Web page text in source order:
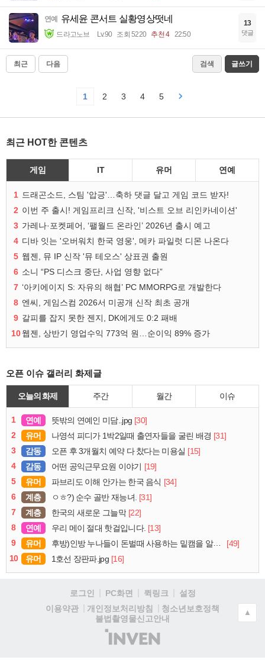
연예 유세윤 콘서트 실황영상떳네
드라고노브 Lv.90 조회 5220 추천 4 22:50
13
댓글
최근 다음 검색 글쓰기
1 2 3 4 5
최근 HOT한 콘텐츠
게임 IT 유머 연예
1 드래곤소드, 스팀 '압긍'…축하 댓글 달고 게임 코드 받자!
2 이번 주 출시! 게임프리크 신작, '비스트 오브 리인카네이션'
3 가레나·포켓페어, ‘팰월드 온라인’ 2026년 출시 예고
4 디바 잇는 '오버워치 한국 영웅', 메카 파일럿 디몬 나온다
5 웹젠, 뮤 IP 신작 '뮤 테오스' 상표권 출원
6 소니 “PS 디스크 중단, 사업 영향 없다”
7 ‘아키에이지 S: 자유의 해협’ PC MMORPG로 개발한다
8 엔씨, 게임스컴 2026서 미공개 신작 최초 공개
9 갈피를 잡지 못한 젠지, DK에게도 0:2 패배
10웹젠, 상반기 영업수익 773억 원…순이익 89% 증가
오픈 이슈 갤러리 화제글
오늘의 화제 주간 월간 이슈
1 연예 뜻밖의 연예인 미담..jpg [30]
2
유머 나영석 피디가 1박2일때 출연자들을 굴린 배경 [31]
3
감동 오픈 후 3개월치 예약 다 찼다는 미용실 [15]
4
감동 어떤 공익근무요원 이야기 [19]
5
유머 파브리도 이해 안가는 한국 음식 [34]
6
계층 ㅇㅎ?) 순수 골반 재능녀. [31]
7
계층 한국의 새로운 그늘막 [22]
8
연예 우리 메이 절대 핫걸입니다. [13]
9
유머 후방)인방 누나들이 돈벌때 사용하는 밑캠을 알아보자
[49]
10
유머 1호선 장판파.jpg [16]
로그인 PC화면 퀵링크
설정
이용약관
개인정보처리방침
청소년보호정책
불법촬영물신고안내
(주)
인
▲